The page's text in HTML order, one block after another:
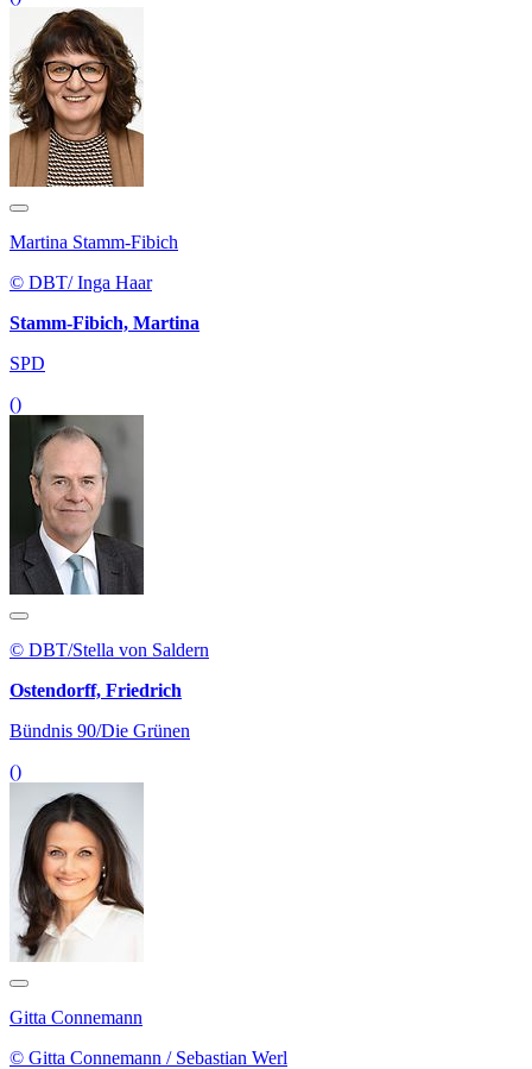
Martina Stamm-Fibich
© DBT/ Inga Haar
Stamm-Fibich, Martina
SPD
()
© DBT/Stella von Saldern
Ostendorff, Friedrich
Bündnis 90/Die Grünen
()
Gitta Connemann
© Gitta Connemann / Sebastian Werl